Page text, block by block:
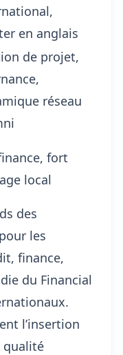
en anglais
de projet,
réseau
fort
local
des
pour les
finance,
du Financial
l’insertion
qualité